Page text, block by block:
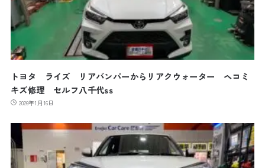
トヨタ ライズ リアバンパーからリアクウォーター ヘコミ
キズ修理 セルフ八千代ss
2026年1月16日